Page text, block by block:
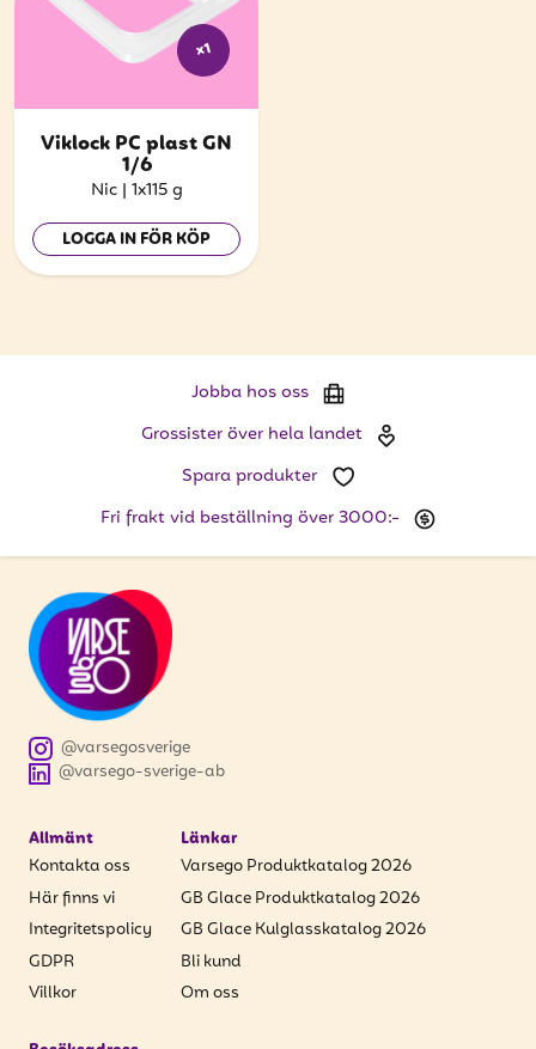
x1
Viklock PC plast GN
1/6
Nic | 1x115 g
LOGGA IN FÖR KÖP
Jobba hos oss
Grossister över hela landet
Spara produkter
Fri frakt vid beställning över 3000:-
@varsego-sverige-ab
@varsegosverige
Allmänt
Kontakta oss
Här finns vi
Integritetspolicy
GDPR
Villkor
Länkar
Varsego Produktkatalog 2026
GB Glace Produktkatalog 2026
GB Glace Kulglasskatalog 2026
Bli kund
Om oss